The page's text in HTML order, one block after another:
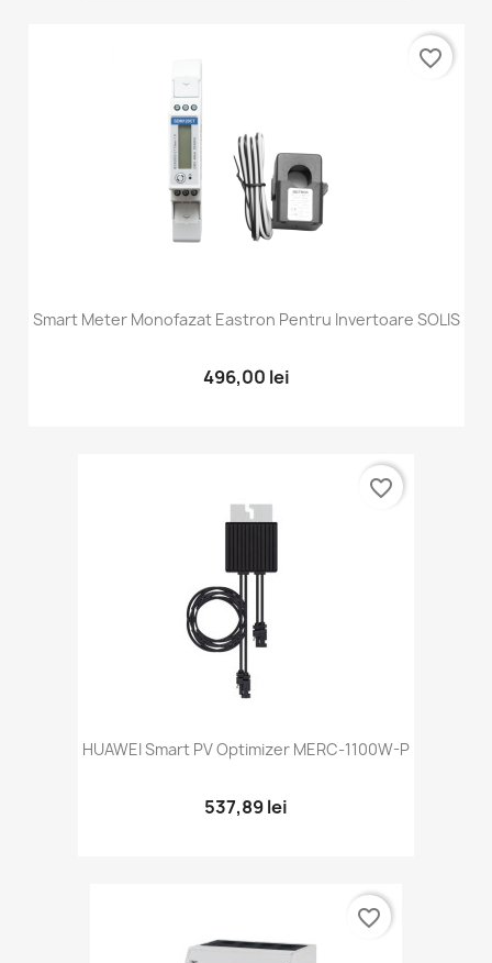
Smart Meter Monofazat Eastron Pentru Invertoare SOLIS
496,00 lei
favorite_border
HUAWEI Smart PV Optimizer MERC-1100W-P
537,89 lei
favorite_border
favorite_border